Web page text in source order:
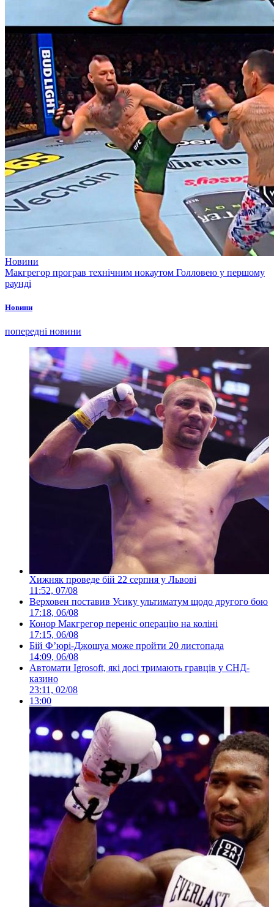
Новини
Макгрегор програв технічним нокаутом Голловею у першому
раунді
Новини
попередні новини
Хижняк проведе бій 22 серпня у Львові
11:52, 07/08
Верховен поставив Усику ультиматум щодо другого бою
17:18, 06/08
Конор Макгрегор переніс операцію на коліні
17:15, 06/08
Бій Ф’юрі-Джошуа може пройти 20 листопада
14:09, 06/08
Автомати Igrosoft, які досі тримають гравців у СНД-
казино
23:11, 02/08
13:00